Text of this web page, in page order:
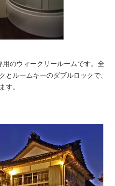
のウィークリールームです。全
ルームキーのダブルロックで、
す。